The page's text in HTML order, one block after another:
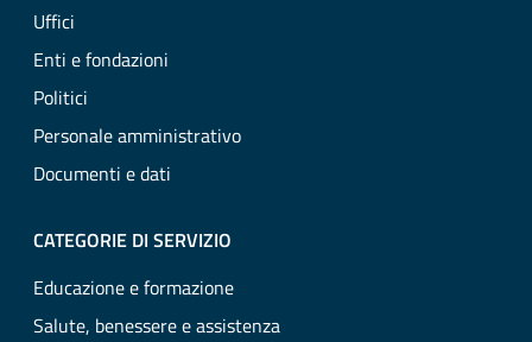
Uffici
Enti e fondazioni
Politici
Personale amministrativo
Documenti e dati
CATEGORIE DI SERVIZIO
Educazione e formazione
Salute, benessere e assistenza